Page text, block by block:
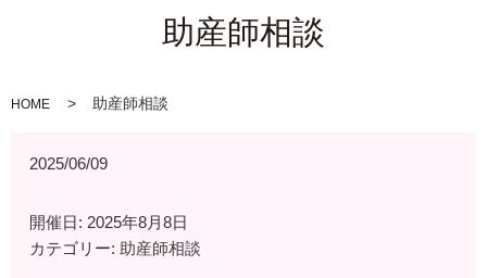
助産師相談
HOME 助産師相談
2025/06/09
開催日: 2025年8月8日
カテゴリー: 助産師相談